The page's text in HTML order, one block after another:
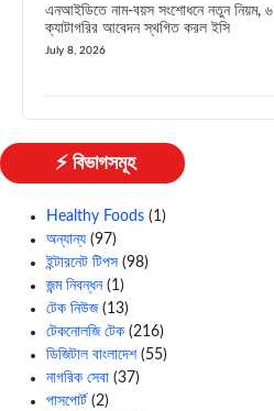
এনআইডিতে নাম-বয়স সংশোধনে নতুন নিয়ম, ৬
ক্যাটাগরির আবেদন স্থগিত করল ইসি
July 8, 2026
⚡ বিভাগসমূহ
Healthy Foods (1)
অন্যান্য (97)
ইন্টারনেট টিপস (98)
জন্ম নিবন্ধন(1)
টেক নিউজ(13)
টেকনোলজি টেক (216)
ডিজিটাল বাংলাদেশ(55)
নাগরিক সেবা (37)
পাসপোর্ট (2)